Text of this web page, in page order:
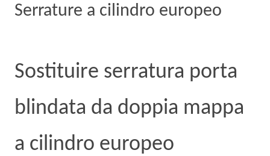
Serrature a cilindro europeo
Sostituire serratura porta
blindata da doppia mappa
a cilindro europeo